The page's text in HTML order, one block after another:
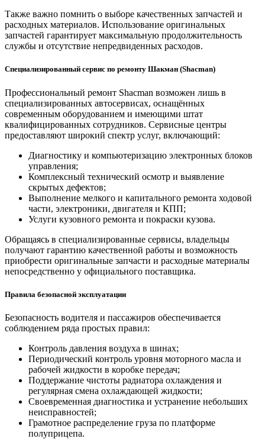
Также важно помнить о выборе качественных запчастей и
расходных материалов. Использование оригинальных
запчастей гарантирует максимальную продолжительность
службы и отсутствие непредвиденных расходов.
Специализированный сервис по ремонту Шакман (Shacman)
Профессиональный ремонт Shacman возможен лишь в
специализированных автосервисах, оснащённых
современным оборудованием и имеющими штат
квалифицированных сотрудников. Сервисные центры
предоставляют широкий спектр услуг, включающий:
Диагностику и компьютеризацию электронных блоков
управления;
Комплексный технический осмотр и выявление
скрытых дефектов;
Выполнение мелкого и капитального ремонта ходовой
части, электроники, двигателя и КПП;
Услуги кузовного ремонта и покраски кузова.
Обращаясь в специализированные сервисы, владельцы
получают гарантию качественной работы и возможность
приобрести оригинальные запчасти и расходные материалы
непосредственно у официального поставщика.
Правила безопасной эксплуатации
Безопасность водителя и пассажиров обеспечивается
соблюдением ряда простых правил:
Контроль давления воздуха в шинах;
Периодический контроль уровня моторного масла и
рабочей жидкости в коробке передач;
Поддержание чистоты радиатора охлаждения и
регулярная смена охлаждающей жидкости;
Своевременная диагностика и устранение небольших
неисправностей;
Грамотное распределение груза по платформе
полуприцепа.